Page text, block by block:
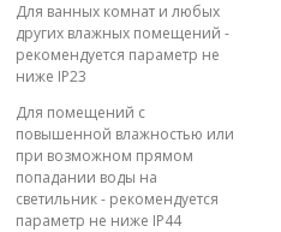
Для ванных комнат и любых
других влажных помещений -
рекомендуется параметр не
ниже IP23
Для помещений с
повышенной влажностью или
при возможном прямом
попадании воды на
светильник - рекомендуется
параметр не ниже IP44